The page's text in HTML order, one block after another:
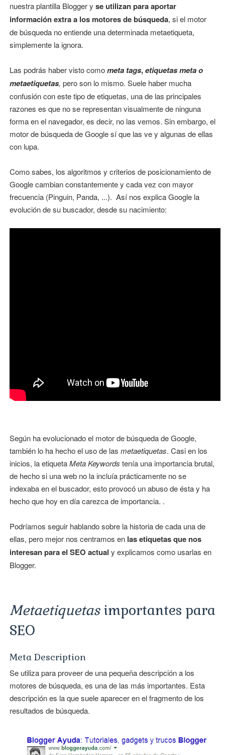
nuestra plantilla Blogger y se utilizan para aportar
información extra a los motores de búsqueda, si el motor
de búsqueda no entiende una determinada metaetiqueta,
simplemente la ignora.
Las podrás haber visto comometa tags,etiquetas meta o
metaetiquetas, pero son lo mismo. Suele haber mucha
confusión con este tipo de etiquetas, una de las principales
razones es que no se representan visualmente de ninguna
forma en el navegador, es decir, no las vemos. Sin embargo, el
motor de búsqueda de Google sí que las ve y algunas de ellas
con lupa.
Como sabes, los algoritmos y criterios de posicionamiento de
Google cambian constantemente y cada vez con mayor
frecuencia (Pinguin, Panda, ...). Así nos explica Google la
evolución de su buscador, desde su nacimiento:
Según ha evolucionado el motor de búsqueda de Google,
también lo ha hecho el uso de las metaetiquetas. Casi en los
inicios, la etiquetaMeta Keywords tenía una importancia brutal,
de hecho si una web no la incluía prácticamente no se
indexaba en el buscador, esto provocó un abuso de ésta y ha
hecho que hoy en día carezca de importancia. .
Podríamos seguir hablando sobre la historia de cada una de
ellas, pero mejor nos centramos en las etiquetas que nos
interesan para el SEO actual y explicamos como usarlas en
Blogger.
Metaetiquetas importantes para
SEO
Meta Description
Se utiliza para proveer de una pequeña descripción a los
motores de búsqueda, es una de las más importantes. Esta
descripción es la que suele aparecer en el fragmento de los
resultados de búsqueda.